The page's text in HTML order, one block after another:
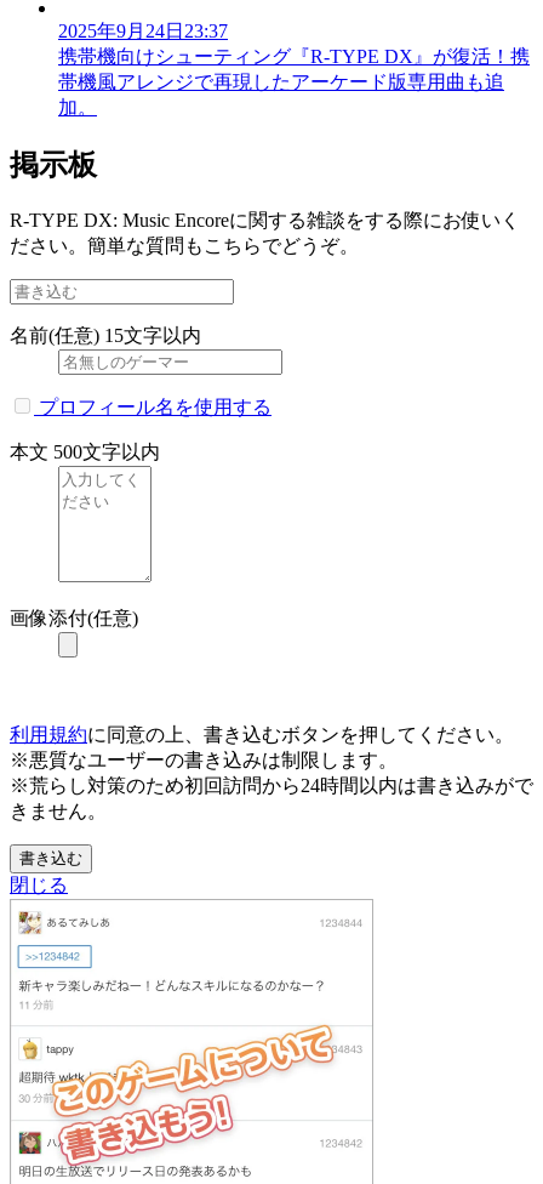
2025年9月24日23:37
携帯機向けシューティング『R-TYPE DX』が復活！携
帯機風アレンジで再現したアーケード版専用曲も追
加。
掲示板
R-TYPE DX: Music Encoreに関する雑談をする際にお使いく
ださい。簡単な質問もこちらでどうぞ。
名前(任意) 15文字以内
プロフィール名を使用する
本文 500文字以内
画像添付(任意)
利用規約に同意の上、書き込むボタンを押してください。
※悪質なユーザーの書き込みは制限します。
※荒らし対策のため初回訪問から24時間以内は書き込みがで
きません。
書き込む
閉じる